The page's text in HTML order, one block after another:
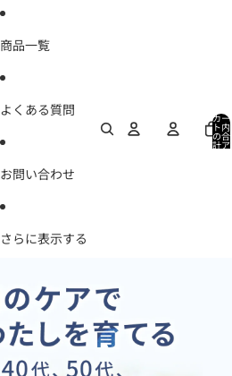
商品一覧
よくある質問
お問い合わせ
さらに表示する
カー
ト内
の合
計ア
イテ